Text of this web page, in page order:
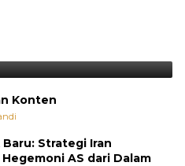
tetapi Jepang Selalu
Konten
Strategi Iran
AS dari Dalam